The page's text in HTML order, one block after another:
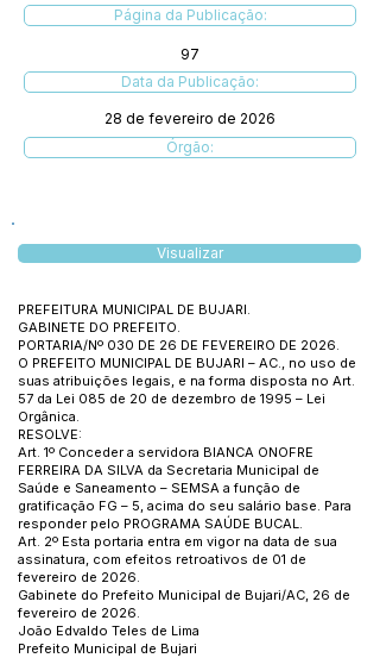
Página da Publicação:
97
Data da Publicação:
28 de fevereiro de 2026
Órgão:
Visualizar
PREFEITURA MUNICIPAL DE BUJARI.
GABINETE DO PREFEITO.
PORTARIA/Nº 030 DE 26 DE FEVEREIRO DE 2026.
O PREFEITO MUNICIPAL DE BUJARI – AC., no uso de
suas atribuições legais, e na forma disposta no Art.
57 da Lei 085 de 20 de dezembro de 1995 – Lei
Orgânica.
RESOLVE:
Art. 1º Conceder a servidora BIANCA ONOFRE
FERREIRA DA SILVA da Secretaria Municipal de
Saúde e Saneamento – SEMSA a função de
gratificação FG – 5, acima do seu salário base. Para
responder pelo PROGRAMA SAÚDE BUCAL.
Art. 2º Esta portaria entra em vigor na data de sua
assinatura, com efeitos retroativos de 01 de
fevereiro de 2026.
Gabinete do Prefeito Municipal de Bujari/AC, 26 de
fevereiro de 2026.
João Edvaldo Teles de Lima
Prefeito Municipal de Bujari